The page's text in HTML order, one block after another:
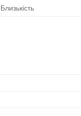
Близькість